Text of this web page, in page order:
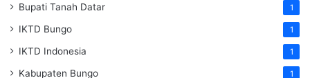
Bupati Tanah Datar 1
IKTD Bungo 1
IKTD Indonesia 1
Kabupaten Bungo 1